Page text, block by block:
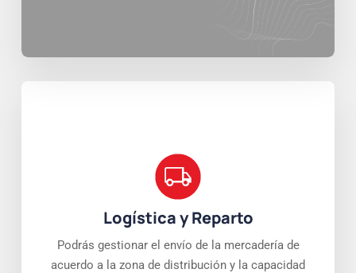
Logística y Reparto
Podrás gestionar el envío de la mercadería de
acuerdo a la zona de distribución y la capacidad